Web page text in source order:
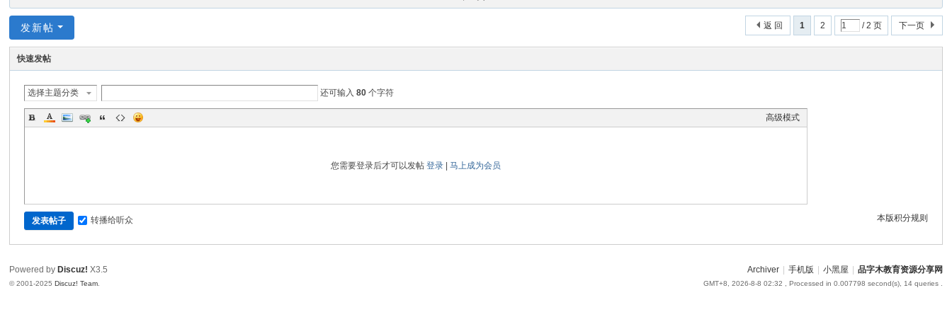
1 2 / 2 页 下一页
返 回
发新帖
快速发帖
选择主题分类 还可输入80 个字符
高级模式
您需要登录后才可以发帖 登录| 马上成为会员
本版积分规则
发表帖子 转播给听众
Archiver 手机版 小黑屋 品字木教育资源分享网
GMT+8, 2026-8-8 02:32 , Processed in 0.007798 second(s), 14 queries .
Powered by Discuz! X3.5
© 2001-2025Discuz! Team